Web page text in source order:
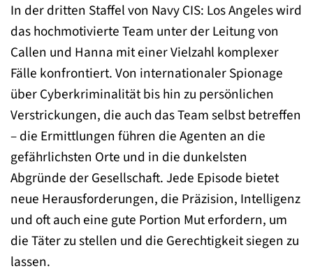
In der dritten Staffel von Navy CIS: Los Angeles wird
das hochmotivierte Team unter der Leitung von
Callen und Hanna mit einer Vielzahl komplexer
Fälle konfrontiert. Von internationaler Spionage
über Cyberkriminalität bis hin zu persönlichen
Verstrickungen, die auch das Team selbst betreffen
– die Ermittlungen führen die Agenten an die
gefährlichsten Orte und in die dunkelsten
Abgründe der Gesellschaft. Jede Episode bietet
neue Herausforderungen, die Präzision, Intelligenz
und oft auch eine gute Portion Mut erfordern, um
die Täter zu stellen und die Gerechtigkeit siegen zu
lassen.